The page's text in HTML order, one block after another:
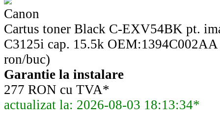
Canon
Cartus toner Black C-EXV54BK pt.
C3125i cap. 15.5k
ron/buc)
Garantie la instalare
277 RON cu TVA*
actualizat la: 2026-08-03 18:13:34*